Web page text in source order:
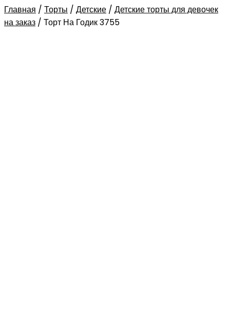
Главная / Торты / Детские / Детские торты для девочек
на заказ / Торт На Годик 3755